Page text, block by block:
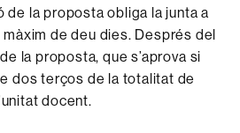
de laproposta obliga lajunta a
màximde deu dies. Després del
de laproposta, que s’aprova si
dos terços de la totalitat de
docent.